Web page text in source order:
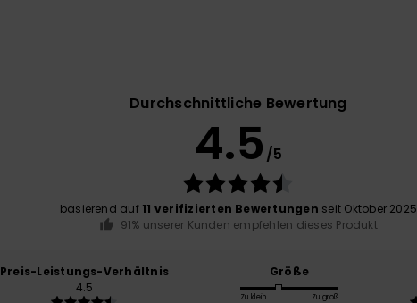
Durchschnittliche Bewertung
4.5 /5
basierend auf 11 verifizierten Bewertungen seit Oktober 2025
91% unserer Kunden empfehlen dieses Produkt
Preis-Leistungs-Verhältnis
4.5
Größe
Zu klein Zu groß